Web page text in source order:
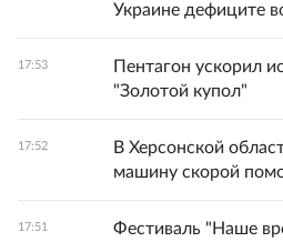
Украине дефиците
17:53
Пентагон ускорил
"Золотой купол"
17:52
В Херсонской
машину скорой
17:51
Фестиваль "Наше